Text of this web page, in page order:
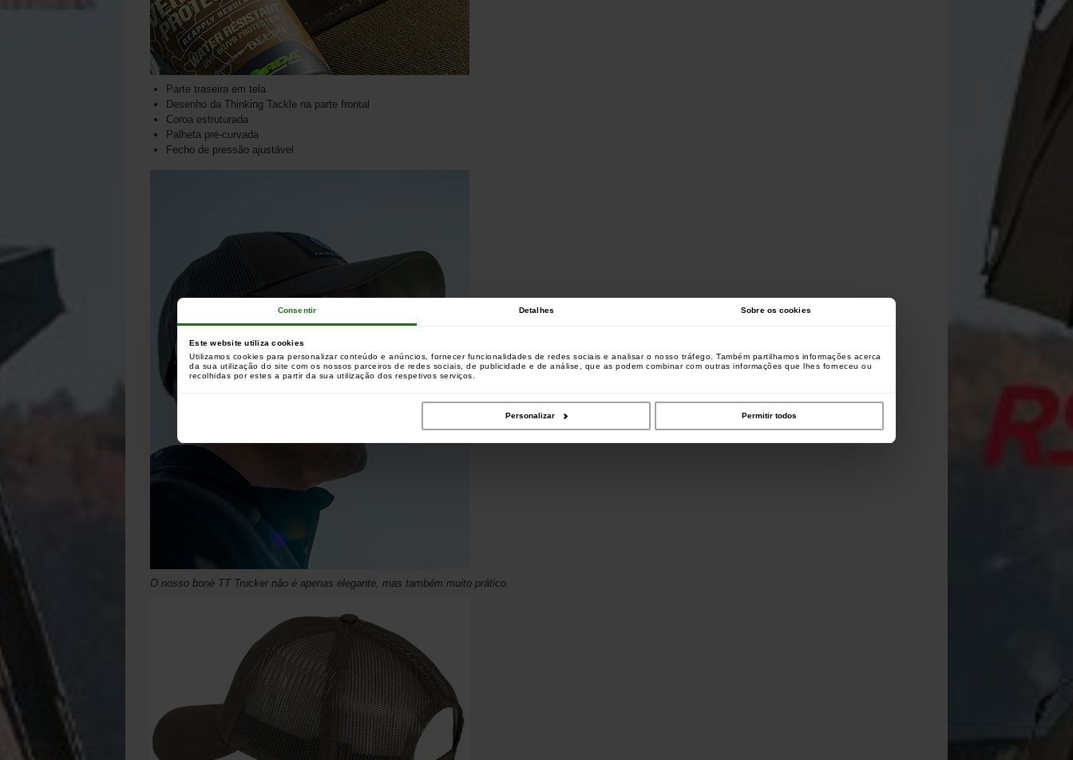
Consentir Detalhes Sobre os cookies
Este website utiliza cookies
Utilizamos cookies para personalizar conteúdo e anúncios, fornecer funcionalidades de redes sociais e analisar o nosso tráfego. Também partilhamos informações acerca
da sua utilização do site com os nossos parceiros de redes sociais, de publicidade e de análise, que as podem combinar com outras informações que lhes forneceu ou
recolhidas por estes a partir da sua utilização dos respetivos serviços.
Personalizar Permitir todos
Parte traseira em tela
Desenho da Thinking Tackle na parte frontal
Coroa estruturada
Palheta pré-curvada
Fecho de pressão ajustável
O nosso boné TT Trucker não é apenas elegante, mas também muito prático.